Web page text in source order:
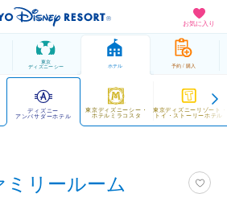
お気に入り
東京
ディズニーシー ホテル 予約 / 購入
ディズニー
アンバサダーホテル
東京ディズニーシー・
ホテルミラコスタ
東京ディズニーリゾート・
トイ・ストーリーホテル
ミリールーム